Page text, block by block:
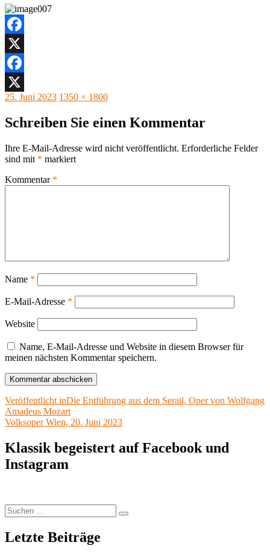
Facebook
X
Facebook
X
Veröffentlicht
25. Juni 2023 Originalgröße
1350 × 1800
Schreiben Sie einen Kommentar
Ihre E-Mail-Adresse wird nicht veröffentlicht. Erforderliche Felder
sind mit * markiert
Kommentar *
Name *
E-Mail-Adresse *
Website
Name, E-Mail-Adresse und Website in diesem Browser für
meinen nächsten Kommentar speichern.
Beitragsnavigation
Veröffentlicht inDie Entführung aus dem Serail, Oper von Wolfgang
Amadeus Mozart
Volksoper Wien, 20. Juni 2023
Klassik begeistert auf Facebook und
Instagram
Suchen
nach:
Suchen
Letzte Beiträge